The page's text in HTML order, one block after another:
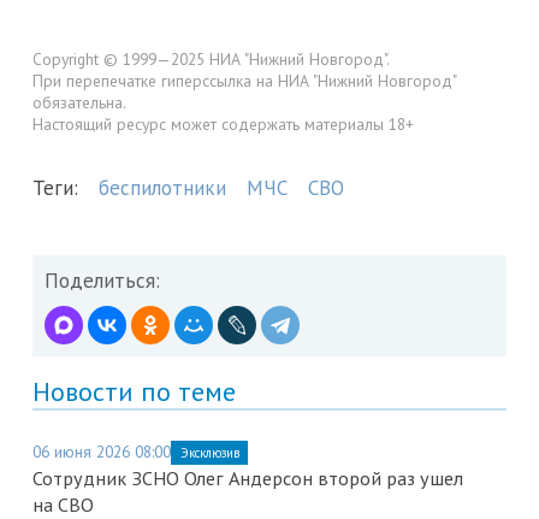
Copyright © 1999—2025 НИА "Нижний Новгород".
При перепечатке гиперссылка на НИА "Нижний Новгород"
обязательна.
Настоящий ресурс может содержать материалы 18+
Теги: беспилотники МЧС СВО
Поделиться:
Новости по теме
06 июня 2026 08:00 Эксклюзив
Сотрудник ЗСНО Олег Андерсон второй раз ушел
на СВО